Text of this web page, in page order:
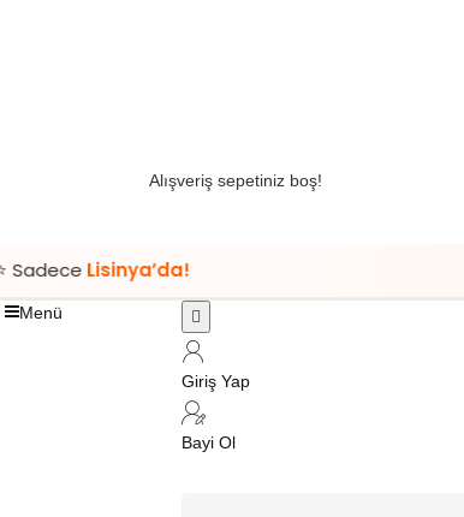
Alışveriş sepetiniz boş!
Menü
Giriş Yap
Bayi Ol